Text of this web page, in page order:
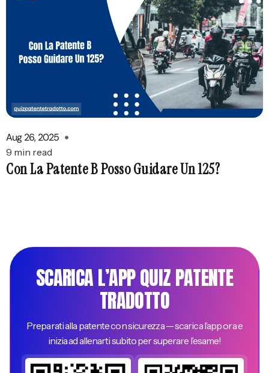
Aug 26, 2025
9 min read
Con La Patente B Posso Guidare Un 125?
SCARICA L’APP QUIZ PATENTE
TRADOTTO
Preparati alla patente con sicurezza — scarica l’app ora e
inizia ad allenarti subito per superare l’esame!